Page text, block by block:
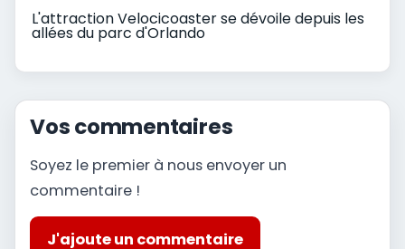
L'attraction Velocicoaster se dévoile depuis les
allées du parc d'Orlando
Vos commentaires
Soyez le premier à nous envoyer un
commentaire !
J'ajoute un commentaire